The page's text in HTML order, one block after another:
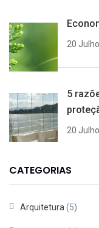
20
5
20
CATEGORIAS
Arquitetura (5)